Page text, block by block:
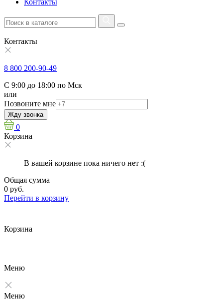
Контакты
Контакты
8 800 200-90-49
С 9:00 до 18:00 по Мск
или
Позвоните мне
Жду звонка
0
Корзина
В вашей корзине пока ничего нет :(
Общая сумма
0 руб.
Перейти в корзину
Корзина
Меню
Меню